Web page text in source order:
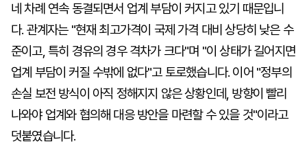
네 차례 연속 동결되면서 업계 부담이 커지고 있기 때문입니
다. 관계자는 "현재 최고가격이 국제 가격 대비 상당히 낮은 수
준이고, 특히 경유의 경우 격차가 크다"며 "이 상태가 길어지면
업계 부담이 커질 수밖에 없다"고 토로했습니다. 이어 "정부의
손실 보전 방식이 아직 정해지지 않은 상황인데, 방향이 빨리
나와야 업계와 협의해 대응 방안을 마련할 수 있을 것"이라고
덧붙였습니다.